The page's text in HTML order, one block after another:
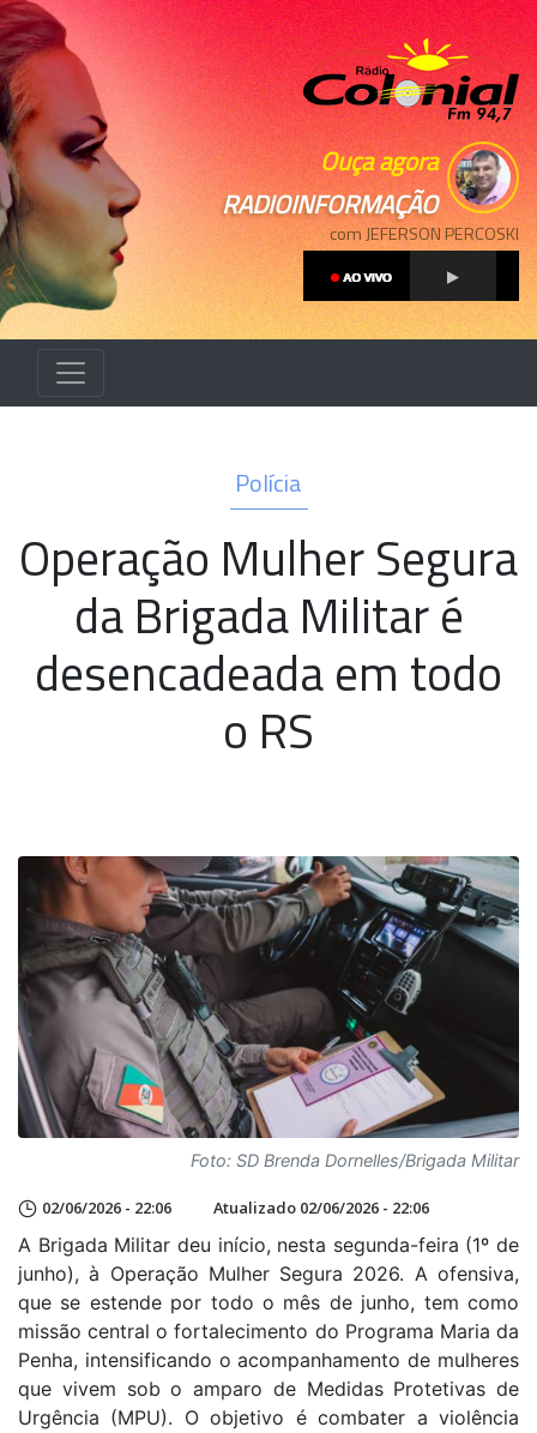
Ouça agora
RADIOINFORMAÇÃO
com JEFERSON PERCOSKI
Polícia
Operação Mulher Segura
da Brigada Militar é
desencadeada em todo
o RS
Foto: SD Brenda Dornelles/Brigada Militar
02/06/2026 - 22:06 Atualizado 02/06/2026 - 22:06
A Brigada Militar deu início, nesta segunda-feira (1º de
junho), à Operação Mulher Segura 2026. A ofensiva,
que se estende por todo o mês de junho, tem como
missão central o fortalecimento do Programa Maria da
Penha, intensificando o acompanhamento de mulheres
que vivem sob o amparo de Medidas Protetivas de
Urgência (MPU). O objetivo é combater a violência